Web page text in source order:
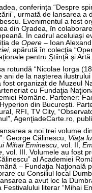
conferința “Despre
urmată de lansarea a
Evenimentul a fost
din Oradea, în
În cadrul aceluiași
de Opere – Ioan
, apărută în colecţia
pentru Ştiinţă şi Artă.
rotundă “Nicolae Iorga
ani de la naşterea
fost organizat de Muzeul
cu Fundaţia
Române. Partener:
din București.
RFI, TV City,
AgenţiadeCarte.ro,
a noi trei volume
George Călinescu, Viaţa
Mihai Eminescu, vol. II,
, vol. III. Volumele au fost
al Academiei
– Fundaţia Naţională
cu Consiliul local
a avut loc la
Festivalului literar “Mihai